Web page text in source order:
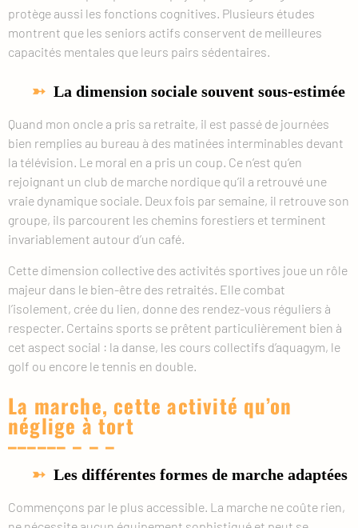
protège aussi les fonctions cognitives. Plusieurs études
montrent que les seniors actifs conservent de meilleures
capacités mentales que leurs pairs sédentaires.
La dimension sociale souvent sous-estimée
Quand mon oncle a pris sa retraite, il est passé de journées
bien remplies au bureau à des matinées interminables devant
la télévision. Le moral en a pris un coup. Ce n’est qu’en
rejoignant un club de marche nordique qu’il a retrouvé une
vraie dynamique sociale. Deux fois par semaine, il retrouve son
groupe, ils parcourent les chemins forestiers et terminent
invariablement autour d’un café.
Cette dimension collective des activités sportives joue un rôle
majeur dans le bien-être des retraités. Elle combat
l’isolement, crée du lien, donne des rendez-vous réguliers à
respecter. Certains sports se prêtent particulièrement bien à
cet aspect social : la danse, les cours collectifs d’aquagym, le
golf ou encore le tennis en double.
La marche, cette activité qu’on
néglige à tort
Les différentes formes de marche adaptées
Commençons par le plus accessible. La marche ne coûte rien,